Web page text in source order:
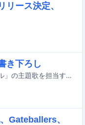
ース決定、
き下ろし
chilldspotが、7月7日よりフジテレビ系で放送される新ドラマ「さよならノワール」の主題歌を担当する。
Gateballers、